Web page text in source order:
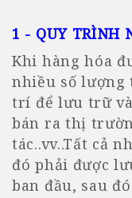
1 - QUY TRÌNH
Khi hàng hóa
nhiều số lượng
trí để lưu trữ
bán ra thị
tác..vv..Tất cả
đó phải được
ban đầu, sau